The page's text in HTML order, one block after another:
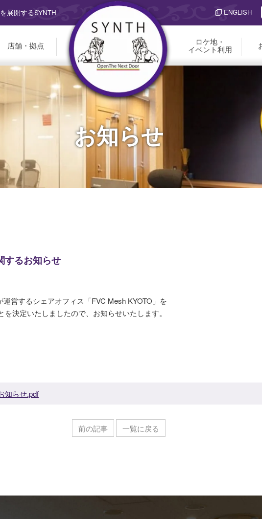
展開するSYNTH ENGLISH
店舗・拠点 ロケ地・
イベント利用
お知らせ
するお知らせ
営するシェアオフィス「FVC Mesh KYOTO」を
決定いたしましたので、お知らせいたします。
知らせ.pdf
前の記事 一覧に戻る